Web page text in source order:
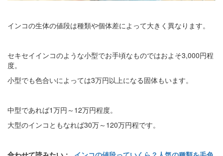
インコの生体の値段は種類や個体差によって大きく異なります。
セキセイインコのような小型でお手頃なものではおよそ3,000円程
度。
小型でも色合いによっては3万円以上になる固体もいます。
中型であれば1万円～12万円程度。
大型のインコともなれば30万～120万円程です。